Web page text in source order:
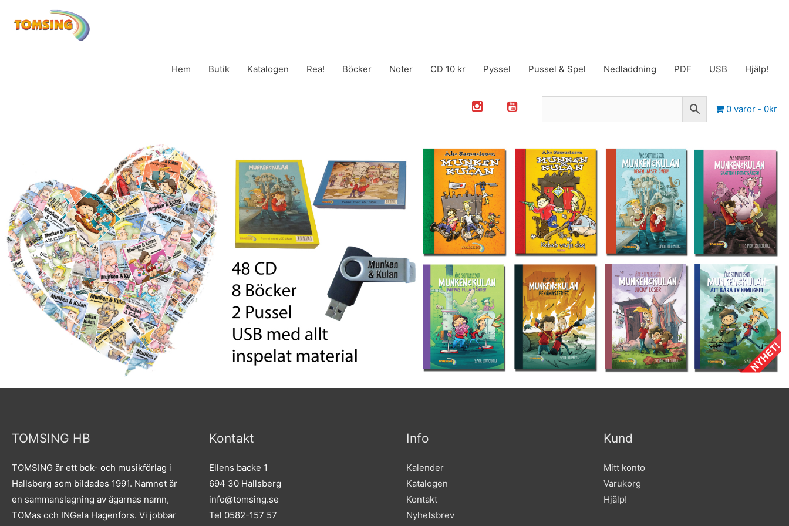
Hem Butik Katalogen Rea! Böcker Noter CD 10 kr Pyssel Pussel & Spel Nedladdning PDF USB Hjälp!
0 varor 0kr
TOMSING HB
TOMSING är ett bok- och musikförlag i
Hallsberg som bildades 1991. Namnet är
en sammanslagning av ägarnas namn,
TOMas och INGela Hagenfors. Vi jobbar
Kontakt
Ellens backe 1
694 30 Hallsberg
info@tomsing.se
Tel 0582-157 57
Info
Kalender
Katalogen
Kontakt
Nyhetsbrev
Kund
Mitt konto
Varukorg
Hjälp!